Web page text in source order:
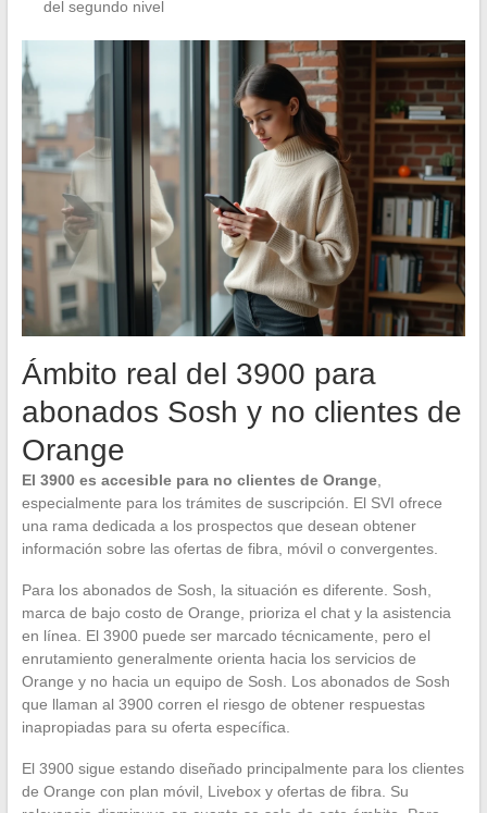
del segundo nivel
Ámbito real del 3900 para
abonados Sosh y no clientes de
Orange
El 3900 es accesible para no clientes de Orange,
especialmente para los trámites de suscripción. El SVI ofrece
una rama dedicada a los prospectos que desean obtener
información sobre las ofertas de fibra, móvil o convergentes.
Para los abonados de Sosh, la situación es diferente. Sosh,
marca de bajo costo de Orange, prioriza el chat y la asistencia
en línea. El 3900 puede ser marcado técnicamente, pero el
enrutamiento generalmente orienta hacia los servicios de
Orange y no hacia un equipo de Sosh. Los abonados de Sosh
que llaman al 3900 corren el riesgo de obtener respuestas
inapropiadas para su oferta específica.
El 3900 sigue estando diseñado principalmente para los clientes
de Orange con plan móvil, Livebox y ofertas de fibra. Su